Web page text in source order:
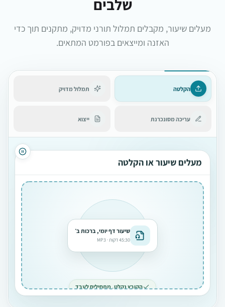
שלבים
מעלים שיעור, מקבלים תמלול תורני מדויק, מתקנים תוך כדי
האזנה ומייצאים בפורמט המתאים.
הקלטה תמלול מדויק
עריכה מסונכרנת ייצוא
מעלים שיעור או הקלטה
שיעור דף יומי, ברכות ב׳
45:30 דקות · MP3
הקובץ נקלט. מתחילים לעבד